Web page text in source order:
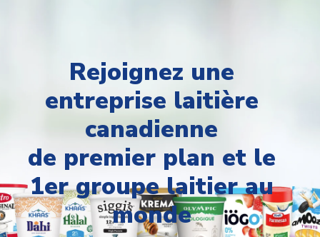
Rejoignez une
entreprise laitière
canadienne
de premier plan et le
1er groupe laitier au
monde